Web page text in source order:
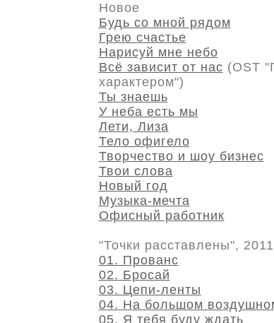
Новое
Будь со мной рядом
Грею счастье
Нарисуй мне небо
Всё зависит от нас (OST
характером")
Ты знаешь
У неба есть мы
Лети, Лиза
Тело офигело
Творчество и шоу бизнес
Твои слова
Новый год
Музыка-мечта
Офисный работник
"Точки расставлены",
01. Прованс
02. Бросай
03. Цепи-ленты
04. На большом
05. Я тебя буду ждать